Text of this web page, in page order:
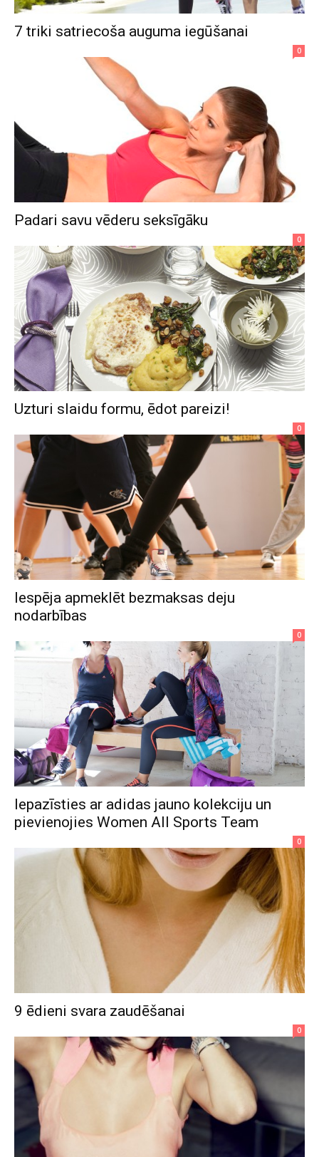
7 triki satriecoša auguma iegūšanai
0
Padari savu vēderu seksīgāku
0
Uzturi slaidu formu, ēdot pareizi!
0
Iespēja apmeklēt bezmaksas deju
nodarbības
0
Iepazīsties ar adidas jauno kolekciju un
pievienojies Women All Sports Team
0
9 ēdieni svara zaudēšanai
0